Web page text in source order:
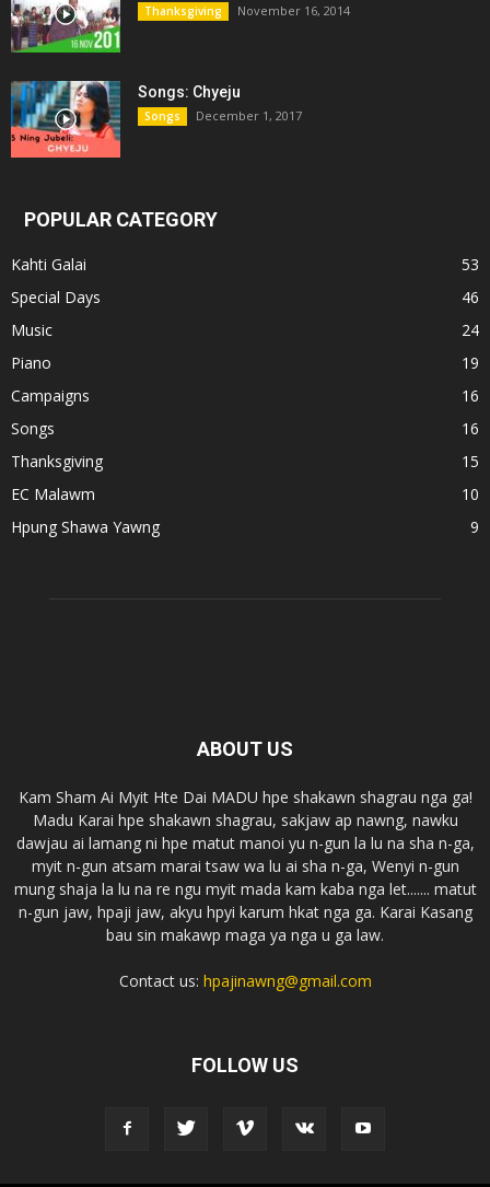
Thanksgiving November 16, 2014
Songs: Chyeju
Songs December 1, 2017
POPULAR CATEGORY
Kahti Galai
53
Special Days
46
Music
24
Piano
19
Campaigns
16
Songs
16
Thanksgiving
15
EC Malawm
10
Hpung Shawa Yawng
9
ABOUT US
Kam Sham Ai Myit Hte Dai MADU hpe shakawn shagrau nga ga!
Madu Karai hpe shakawn shagrau, sakjaw ap nawng, nawku
dawjau ai lamang ni hpe matut manoi yu n-gun la lu na sha n-ga,
myit n-gun atsam marai tsaw wa lu ai sha n-ga, Wenyi n-gun
mung shaja la lu na re ngu myit mada kam kaba nga let....... matut
n-gun jaw, hpaji jaw, akyu hpyi karum hkat nga ga. Karai Kasang
bau sin makawp maga ya nga u ga law.
Contact us: hpajinawng@gmail.com
FOLLOW US